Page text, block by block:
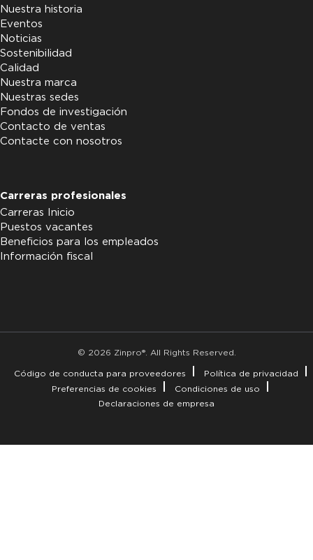
Nuestra historia
Eventos
Noticias
Sostenibilidad
Calidad
Nuestra marca
Nuestras sedes
Fondos de investigación
Contacto de ventas
Contacte con nosotros
Carreras profesionales
Carreras Inicio
Puestos vacantes
Beneficios para los empleados
Información fiscal
© 2026 Zinpro®. All Rights Reserved.
Código de conducta para proveedores
Política de privacidad
Preferencias de cookies
Condiciones de uso
Declaraciones de empresa